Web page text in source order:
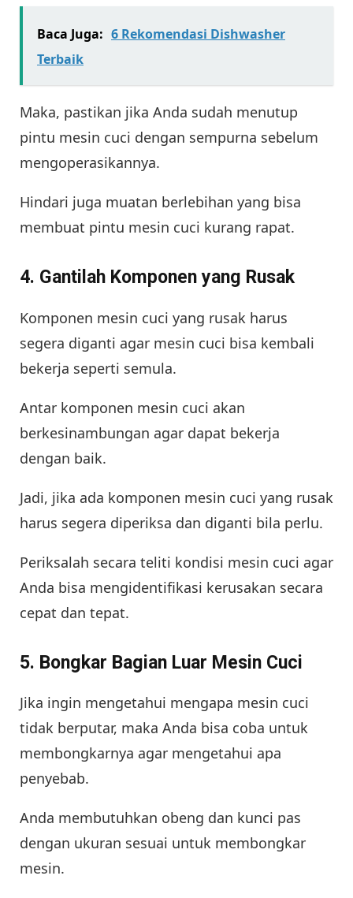
Baca Juga: 6 Rekomendasi Dishwasher
Terbaik
Maka, pastikan jika Anda sudah menutup
pintu mesin cuci dengan sempurna sebelum
mengoperasikannya.
Hindari juga muatan berlebihan yang bisa
membuat pintu mesin cuci kurang rapat.
4. Gantilah Komponen yang Rusak
Komponen mesin cuci yang rusak harus
segera diganti agar mesin cuci bisa kembali
bekerja seperti semula.
Antar komponen mesin cuci akan
berkesinambungan agar dapat bekerja
dengan baik.
Jadi, jika ada komponen mesin cuci yang rusak
harus segera diperiksa dan diganti bila perlu.
Periksalah secara teliti kondisi mesin cuci agar
Anda bisa mengidentifikasi kerusakan secara
cepat dan tepat.
5. Bongkar Bagian Luar Mesin Cuci
Jika ingin mengetahui mengapa mesin cuci
tidak berputar, maka Anda bisa coba untuk
membongkarnya agar mengetahui apa
penyebab.
Anda membutuhkan obeng dan kunci pas
dengan ukuran sesuai untuk membongkar
mesin.